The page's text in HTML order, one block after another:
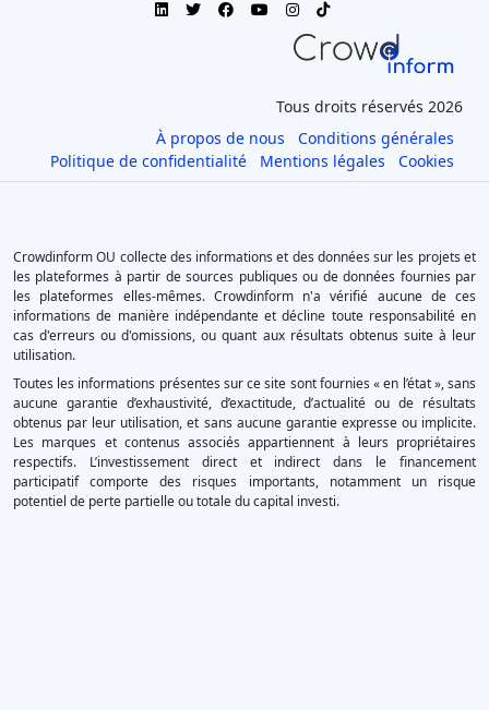
Tous droits réservés 2026
À propos de nous
Conditions générales
Politique de confidentialité
Mentions légales Cookies
Crowdinform OU collecte des informations et des données sur les projets et
les plateformes à partir de sources publiques ou de données fournies par
les plateformes elles-mêmes. Crowdinform n'a vérifié aucune de ces
informations de manière indépendante et décline toute responsabilité en
cas d'erreurs ou d'omissions, ou quant aux résultats obtenus suite à leur
utilisation.
Toutes les informations présentes sur ce site sont fournies « en l’état », sans
aucune garantie d’exhaustivité, d’exactitude, d’actualité ou de résultats
obtenus par leur utilisation, et sans aucune garantie expresse ou implicite.
Les marques et contenus associés appartiennent à leurs propriétaires
respectifs. L’investissement direct et indirect dans le financement
participatif comporte des risques importants, notamment un risque
potentiel de perte partielle ou totale du capital investi.